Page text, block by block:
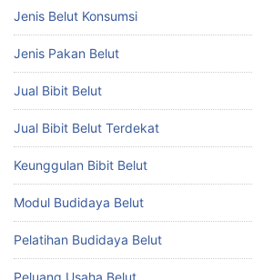
Jenis Belut Konsumsi
Jenis Pakan Belut
Jual Bibit Belut
Jual Bibit Belut Terdekat
Keunggulan Bibit Belut
Modul Budidaya Belut
Pelatihan Budidaya Belut